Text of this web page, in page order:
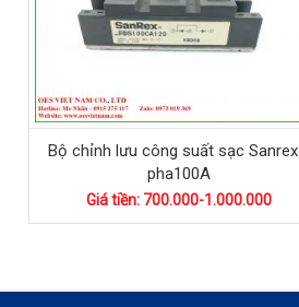
Bộ chỉnh lưu công suất sạc Sanrex 1
pha100A
Giá tiền: 700.000-1.000.000